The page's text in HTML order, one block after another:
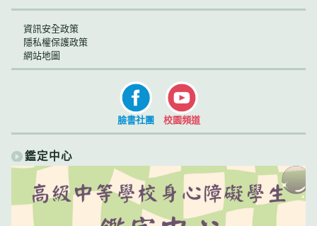
資訊安全政策
隱私權保護政策
網站地圖
臉書社團 校園頻道
鑑定中心